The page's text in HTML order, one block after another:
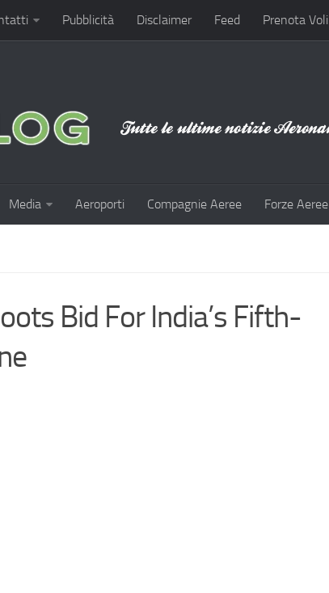
Pubblicità Disclaimer Feed Prenota Voli
Media Aeroporti Compagnie Aeree Forze Aeree
Bid For India’s Fifth-